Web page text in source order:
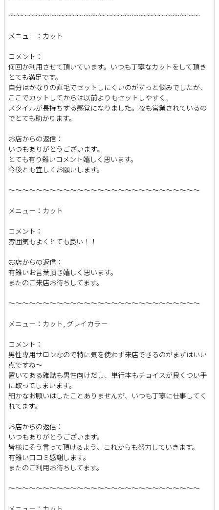
～～～～～～～～～～～～～～～～～～～～～～～～～～～～
メニュー：カット
コメント：
何回か利用させて頂いています。いつも丁寧なカットをして頂き
とても満足です。
自分はかなりの直毛でセットしにくいのがずっと悩みでしたが、
ここでカットしてからは以前よりもセットしやすく、
スタイルが長持ちする感覚になりました。夜も営業されているの
でとても助かります。
お店からの返信：
いつもありがとうございます。
とても有り難いコメント嬉しく思います。
今後とも宜しくお願いします。
～～～～～～～～～～～～～～～～～～～～～～～～～～～～
メニュー：カット
コメント：
雰囲気もよくとても良い！！
お店からの返信：
有難いお言葉頂き嬉しく思います。
またのご来店お待ちしてます。
～～～～～～～～～～～～～～～～～～～～～～～～～～～～
メニュー：カット, グレイカラー
コメント：
男性専用サロンなので特に気を使わず来店できるのがまずはいい
点ですね〜
置いてある雑誌も男性向けだし、単行本もチョイスが良くつい手
に取ってしまいます。
細かなお願いはしたことありませんが、いつも丁寧に仕事してく
れてます。
お店からの返信：
いつもありがとうございます。
皆様にそう言って頂けるよう、これからも努力していきます。
有難い口コミ感謝します。
またのご利用お待ちしてます。
～～～～～～～～～～～～～～～～～～～～～～～～～～～～